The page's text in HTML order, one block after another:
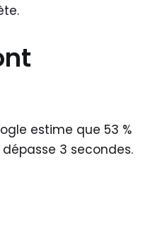
estime que 53 %
dépasse 3 secondes.